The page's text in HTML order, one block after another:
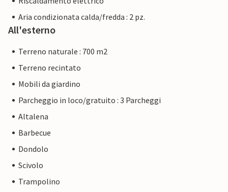
Aria condizionata calda/fredda : 2 pz.
All'esterno
Terreno naturale : 700 m2
Terreno recintato
Mobili da giardino
Parcheggio in loco/gratuito : 3 Parcheggi
Altalena
Barbecue
Dondolo
Scivolo
Trampolino